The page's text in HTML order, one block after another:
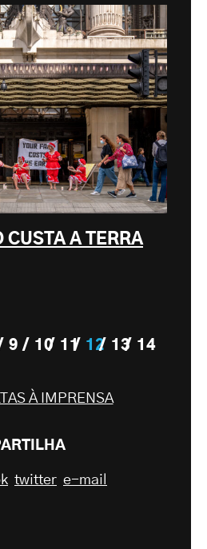
CUSTA A TERRA
9 10 11 12 13 14
À IMPRENSA
twitter e-mail